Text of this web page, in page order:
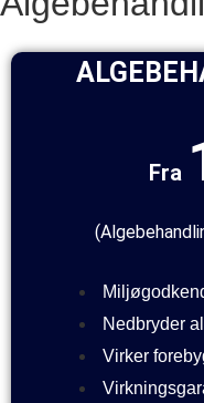
Fra
Nedbryder
Virker